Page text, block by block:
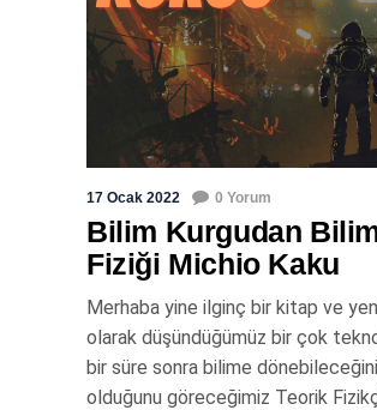
17 Ocak 2022 0 Yorum
Bilim Kurgudan
Fiziği Michio Kaku
Merhaba yine ilginç bir kitap ve
olarak düşündüğümüz bir çok
bir süre sonra bilime dönebileceğini
olduğunu göreceğimiz Teorik